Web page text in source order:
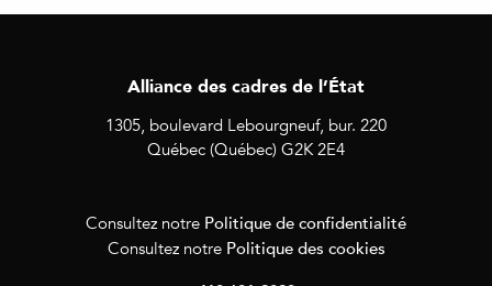
Alliance des cadres de l’État
1305, boulevard Lebourgneuf, bur. 220
Québec (Québec) G2K 2E4
Consultez notre Politique de confidentialité
Consultez notre Politique des cookies